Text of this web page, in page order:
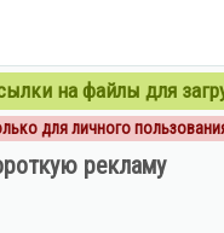
на файлы для
для личного
рекламу